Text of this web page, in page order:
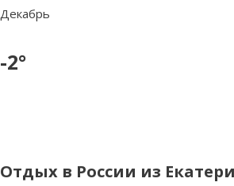
Декабрь
-2°
Отдых в России из